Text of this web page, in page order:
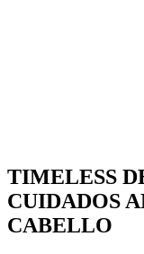
TIMELESS
CUIDADOS
CABELLO